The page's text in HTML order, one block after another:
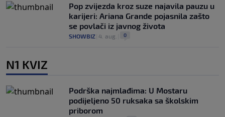
Pop zvijezda kroz suze najavila pauzu u
karijeri: Ariana Grande pojasnila zašto
se povlači iz javnog života
SHOWBIZ 4. aug. 0
N1 KVIZ
Podrška najmlađima: U Mostaru
podijeljeno 50 ruksaka sa školskim
priborom